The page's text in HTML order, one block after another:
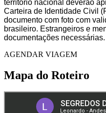
território nacional deverão
Carteira de Identidade Civil
documento com foto com
brasileiro. Estrangeiros e
documentações necessárias.
AGENDAR VIAGEM
Mapa do Roteiro